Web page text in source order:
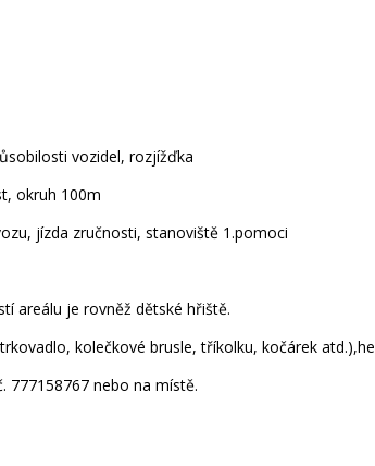
vozidel, rozjížďka
okruh 100m
jízda zručnosti, stanoviště 1.pomoci
areálu je rovněž dětské hřiště.
kolečkové brusle, tříkolku, kočárek
777158767 nebo na místě.